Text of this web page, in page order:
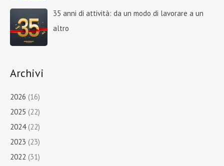
35 anni di attività: da un modo di lavorare a un
altro
Archivi
2026 (16)
2025 (22)
2024(22)
2023 (23)
2022 (31)